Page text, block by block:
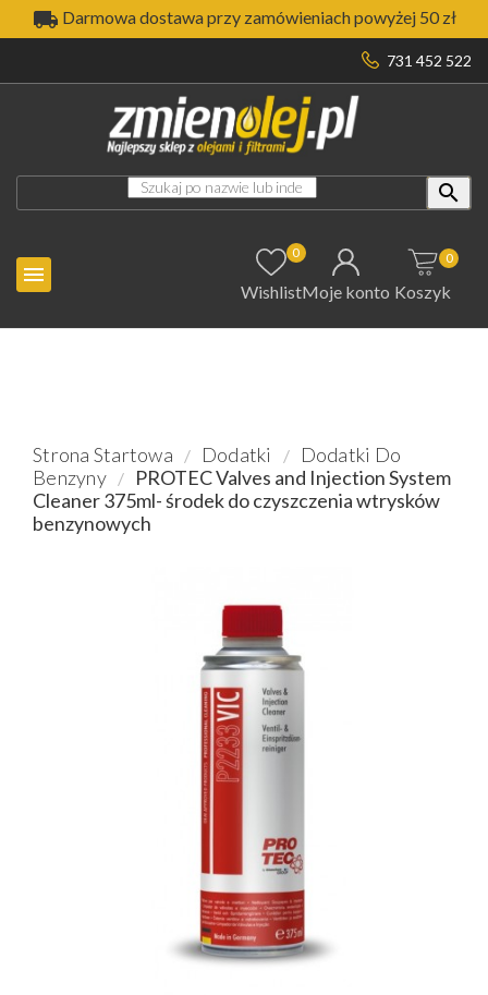
 Darmowa dostawa przy zamówieniach powyżej 50 zł
731 452 522


0
WishlistMoje konto Koszyk
0
Strona Startowa Dodatki
Dodatki Do
Benzyny
PROTEC Valves and Injection System
Cleaner 375ml- środek do czyszczenia wtrysków
benzynowych